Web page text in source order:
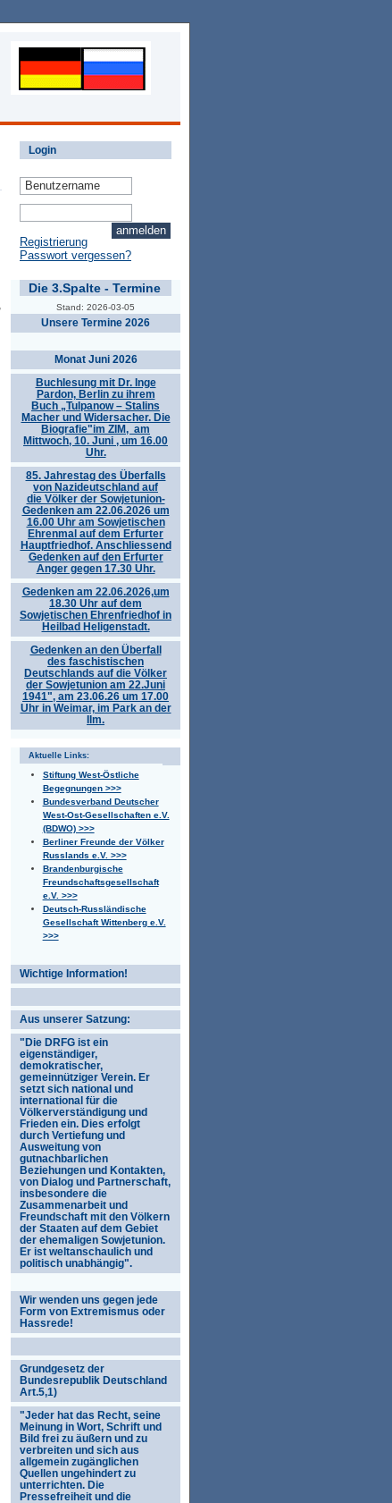
Login
Registrierung
Passwort vergessen?
Die 3.Spalte - Termine
Stand: 2026-03-05
Unsere Termine 2026
Monat Juni 2026
Buchlesung mit Dr. Inge
Pardon, Berlin zu ihrem
Buch „Tulpanow – Stalins
Macher und Widersacher. Die
Biografie"im ZIM, am
Mittwoch, 10. Juni , um 16.00
Uhr.
85. Jahrestag des Überfalls
von Nazideutschland auf
die Völker der Sowjetunion-
Gedenken am 22.06.2026 um
16.00 Uhr am Sowjetischen
Ehrenmal auf dem Erfurter
Hauptfriedhof. Anschliessend
Gedenken auf den Erfurter
Anger gegen 17.30 Uhr.
Gedenken am 22.06.2026,um
18.30 Uhr auf dem
Sowjetischen Ehrenfriedhof in
Heilbad Heligenstadt.
Gedenken an den Überfall
des faschistischen
Deutschlands auf die Völker
der Sowjetunion am 22.Juni
1941", am 23.06.26 um 17.00
Uhr in Weimar, im Park an der
Ilm.
Aktuelle Links:
Stiftung West-Östliche
Begegnungen >>>
Bundesverband Deutscher
West-Ost-Gesellschaften e.V.
(BDWO) >>>
Berliner Freunde der Völker
Russlands e.V. >>>
Brandenburgische
Freundschaftsgesellschaft
e.V. >>>
Deutsch-Russländische
Gesellschaft Wittenberg e.V.
>>>
Wichtige Information!
Aus unserer Satzung:
"Die DRFG ist ein
eigenständiger,
demokratischer,
gemeinnütziger Verein. Er
setzt sich national und
international für die
Völkerverständigung und
Frieden ein. Dies erfolgt
durch Vertiefung und
Ausweitung von
gutnachbarlichen
Beziehungen und Kontakten,
von Dialog und Partnerschaft,
insbesondere die
Zusammenarbeit und
Freundschaft mit den Völkern
der Staaten auf dem Gebiet
der ehemaligen Sowjetunion.
Er ist weltanschaulich und
politisch unabhängig".
Wir wenden uns gegen jede
Form von Extremismus oder
Hassrede!
Grundgesetz der
Bundesrepublik Deutschland
Art.5,1)
"Jeder hat das Recht, seine
Meinung in Wort, Schrift und
Bild frei zu äußern und zu
verbreiten und sich aus
allgemein zugänglichen
Quellen ungehindert zu
unterrichten. Die
Pressefreiheit und die